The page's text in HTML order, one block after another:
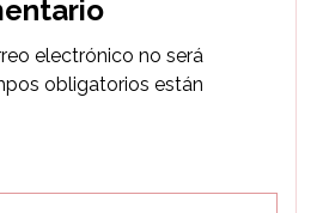
electrónico no será
obligatorios están